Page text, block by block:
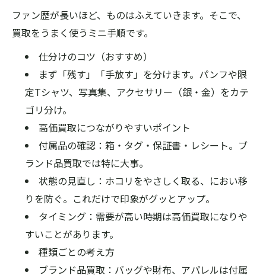
ファン歴が長いほど、ものはふえていきます。そこで、
買取をうまく使うミニ手順です。
仕分けのコツ（おすすめ）
まず「残す」「手放す」を分けます。パンフや限
定Tシャツ、写真集、アクセサリー（銀・金）をカテ
ゴリ分け。
高価買取につながりやすいポイント
付属品の確認：箱・タグ・保証書・レシート。ブ
ランド品買取では特に大事。
状態の見直し：ホコリをやさしく取る、におい移
りを防ぐ。これだけで印象がグッとアップ。
タイミング：需要が高い時期は高価買取になりや
すいことがあります。
種類ごとの考え方
ブランド品買取：バッグや財布、アパレルは付属